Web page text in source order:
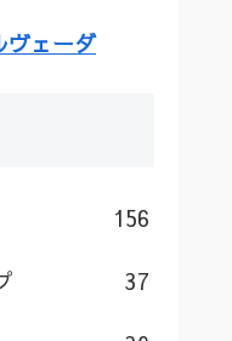
ヴェーダ
156
37